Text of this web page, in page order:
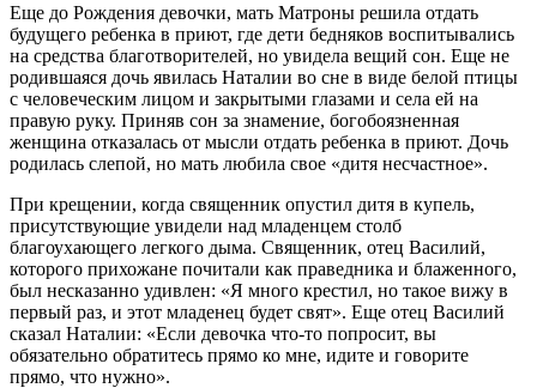
Еще до Рождения девочки, мать Матроны решила отдать
будущего ребенка в приют, где дети бедняков воспитывались
на средства благотворителей, но увидела вещий сон. Еще не
родившаяся дочь явилась Наталии во сне в виде белой птицы
с человеческим лицом и закрытыми глазами и села ей на
правую руку. Приняв сон за знамение, богобоязненная
женщина отказалась от мысли отдать ребенка в приют. Дочь
родилась слепой, но мать любила свое «дитя несчастное».
При крещении, когда священник опустил дитя в купель,
присутствующие увидели над младенцем столб
благоухающего легкого дыма. Священник, отец Василий,
которого прихожане почитали как праведника и блаженного,
был несказанно удивлен: «Я много крестил, но такое вижу в
первый раз, и этот младенец будет свят». Еще отец Василий
сказал Наталии: «Если девочка что-то попросит, вы
обязательно обратитесь прямо ко мне, идите и говорите
прямо, что нужно».